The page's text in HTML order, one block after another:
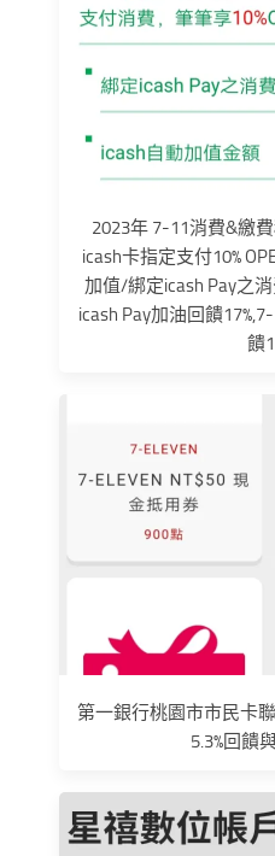
2023年 7-11消費&繳
icash卡指定支付10%
加值/綁定icash Pay之
icash Pay加油回饋
饋
第一銀行桃園市市民卡
5.3%回饋